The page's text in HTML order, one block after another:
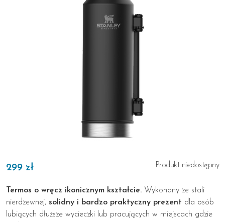
299 zł Produkt niedostępny
Termos o wręcz ikonicznym kształcie. Wykonany ze stali
nierdzewnej, solidny i bardzo praktyczny prezent dla osób
lubiących dłuższe wycieczki lub pracujących w miejscach gdzie